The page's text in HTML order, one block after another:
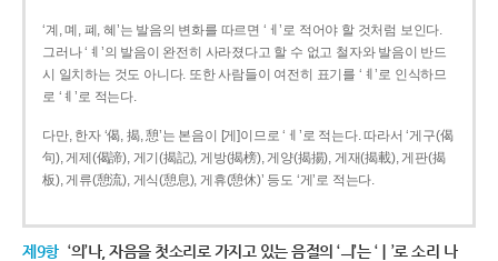
‘계, 몌, 폐, 혜’는 발음의 변화를 따르면 ‘ㅔ’로 적어야 할 것처럼 보인다.
그러나 ‘ㅖ’의 발음이 완전히 사라졌다고 할 수 없고 철자와 발음이 반드
시 일치하는 것도 아니다. 또한 사람들이 여전히 표기를 ‘ㅖ’로 인식하므
로 ‘ㅖ’로 적는다.
다만, 한자 ‘偈, 揭, 憩’는 본음이 [게]이므로 ‘ㅔ’로 적는다. 따라서 ‘게구(偈
句), 게제(偈諦), 게기(揭記), 게방(揭榜), 게양(揭揚), 게재(揭載), 게판(揭
板), 게류(憩流), 게식(憩息), 게휴(憩休)’ 등도 ‘게’로 적는다.
제9항 ‘의’나, 자음을 첫소리로 가지고 있는 음절의 ‘ㅢ’는 ‘ㅣ’로 소리 나